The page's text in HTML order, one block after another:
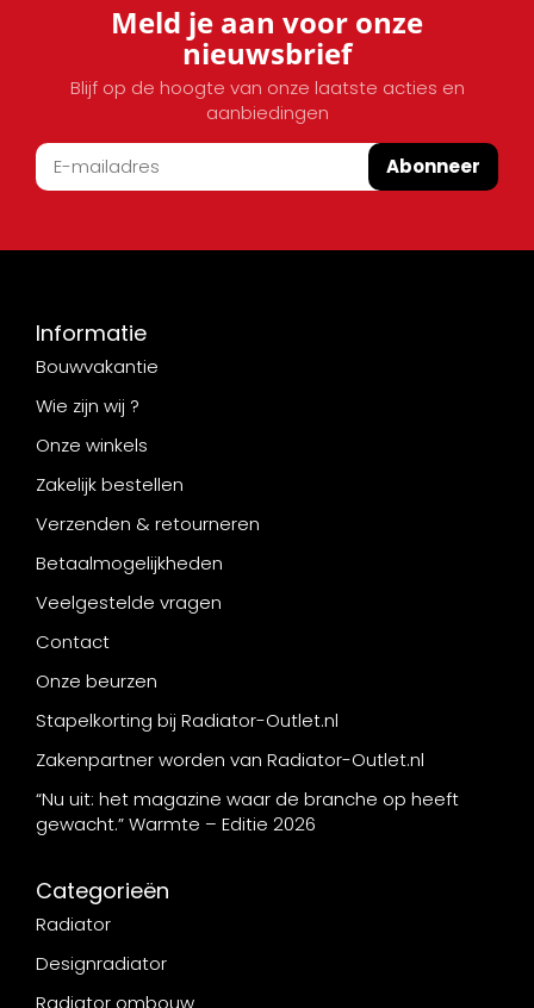
Meld je aan voor onze
nieuwsbrief
Blijf op de hoogte van onze laatste acties en
aanbiedingen
Abonneer
Informatie
Bouwvakantie
Wie zijn wij ?
Onze winkels
Zakelijk bestellen
Verzenden & retourneren
Betaalmogelijkheden
Veelgestelde vragen
Contact
Onze beurzen
Stapelkorting bij Radiator-Outlet.nl
Zakenpartner worden van Radiator-Outlet.nl
“Nu uit: het magazine waar de branche op heeft
gewacht.” Warmte – Editie 2026
Categorieën
Radiator
Designradiator
Radiator ombouw